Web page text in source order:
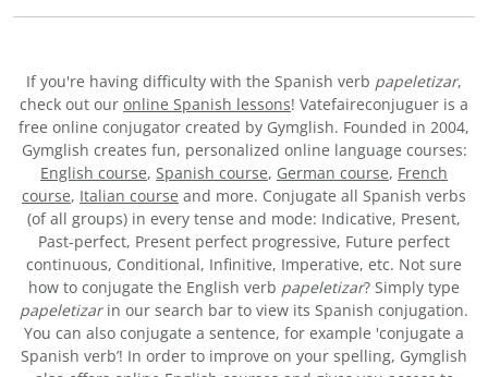
If you're having difficulty with the Spanish verb papeletizar,
check out our online Spanish lessons! Vatefaireconjuguer is a
free online conjugator created by Gymglish. Founded in 2004,
Gymglish creates fun, personalized online language courses:
English course, Spanish course, German course, French
course, Italian course and more. Conjugate all Spanish verbs
(of all groups) in every tense and mode: Indicative, Present,
Past-perfect, Present perfect progressive, Future perfect
continuous, Conditional, Infinitive, Imperative, etc. Not sure
how to conjugate the English verb papeletizar? Simply type
papeletizarin our search bar to view its Spanish conjugation.
You can also conjugate a sentence, for example 'conjugate a
Spanish verb’! In order to improve on your spelling, Gymglish